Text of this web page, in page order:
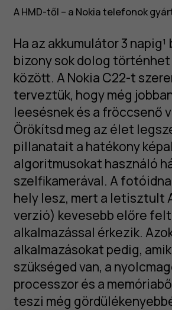
A HMD-től – a Nokia telefonok
Ha az akkumulátor 3 napig¹
bizony sok dolog
között. A Nokia C22-t
terveztük, hogy még
leesésnek és a fröccsenő
Örökítsd meg az élet
pillanatait a hatékony
algoritmusokat használó
szelfikamerával. A
hely lesz, mert a letisztult
verzió) kevesebb előre
alkalmazással érkezik.
alkalmazásokat pedig,
szükséged van, a
processzor és a
teszi még